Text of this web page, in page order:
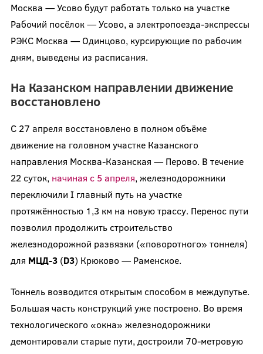
Москва — Усово будут работать только на участке
Рабочий посёлок — Усово, а электропоезда-экспрессы
РЭКС Москва — Одинцово, курсирующие по рабочим
дням, выведены из расписания.
На Казанском направлении движение
восстановлено
С 27 апреля восстановлено в полном объёме
движение на головном участке Казанского
направления Москва-Казанская — Перово. В течение
22 суток, начиная с 5 апреля, железнодорожники
переключили I главный путь на участке
протяжённостью 1,3 км на новую трассу. Перенос пути
позволил продолжить строительство
железнодорожной развязки («поворотного» тоннеля)
для МЦД-3(D3) Крюково — Раменское.
Тоннель возводится открытым способом в междупутье.
Большая часть конструкций уже построено. Во время
технологического «окна» железнодорожники
демонтировали старые пути, достроили 70-метровую